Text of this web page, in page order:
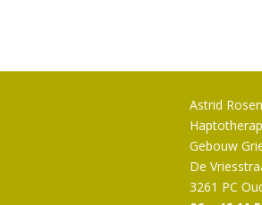
Astrid
Gebouw
De
3261 PC